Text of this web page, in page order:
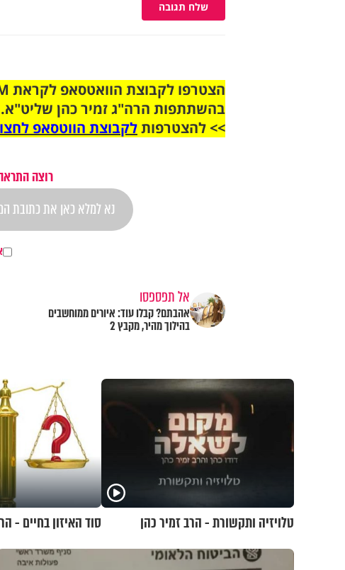
שלח תגובה
בהשתתפות הרה"ג זמיר כהן
>> להצטרפותלקבוצת הווטסאפ
רוצה
אל תפספסו
אהבתם? קבלו עוד: איורים ממוחשבים
בהילוך מהיר, מקבץ 2
טלויזיה ותקשורת - הרב זמיר כהן סוד האיזון בחיים -